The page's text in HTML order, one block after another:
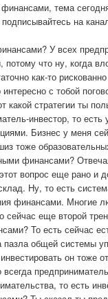
тема
на
У всех
потому что ну, когда
как-то
с тобой
стратегии ты
инвестор, то
Бизнес у меня
тоже
финансами?
вопрос еще рано и
Ну, то есть
финансами. Многие
сейчас еще второй
То есть сейчас
пазла общей системы
он тоже
то есть